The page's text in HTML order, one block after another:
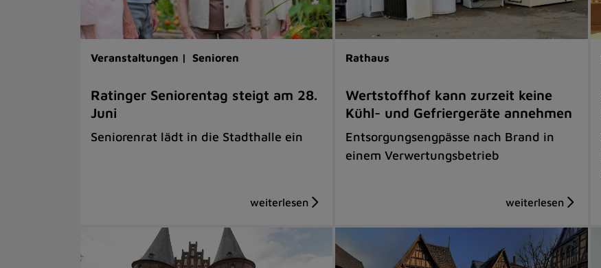
Veranstaltungen | Senioren
Ratinger Seniorentag steigt am 28.
Juni
Seniorenrat lädt in die Stadthalle ein
Rathaus
Wertstoffhof kann zurzeit keine
Kühl- und Gefriergeräte annehmen
Entsorgungsengpässe nach Brand in
einem Verwertungsbetrieb